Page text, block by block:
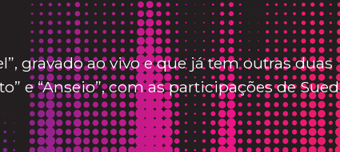
gravado ao vivo e que já tem outras duas
e “Anseio”, com as participações de Sued